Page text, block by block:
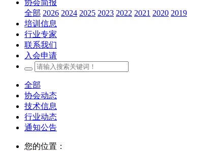
协会简报
全部 2026 2024 2025 2023 2022 2021 2020 2019
培训信息
行业专家
联系我们
入会申请
全部
协会动态
技术信息
行业动态
通知公告
您的位置：